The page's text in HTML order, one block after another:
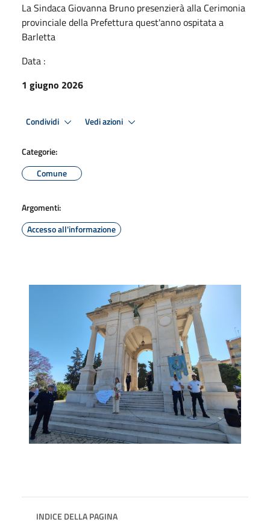
La Sindaca Giovanna Bruno presenzierà alla Cerimonia
provinciale della Prefettura quest'anno ospitata a
Barletta
Data :
1 giugno 2026
Condividi Vedi azioni
Categorie:
Comune
Argomenti:
Accesso all'informazione
INDICE DELLA PAGINA